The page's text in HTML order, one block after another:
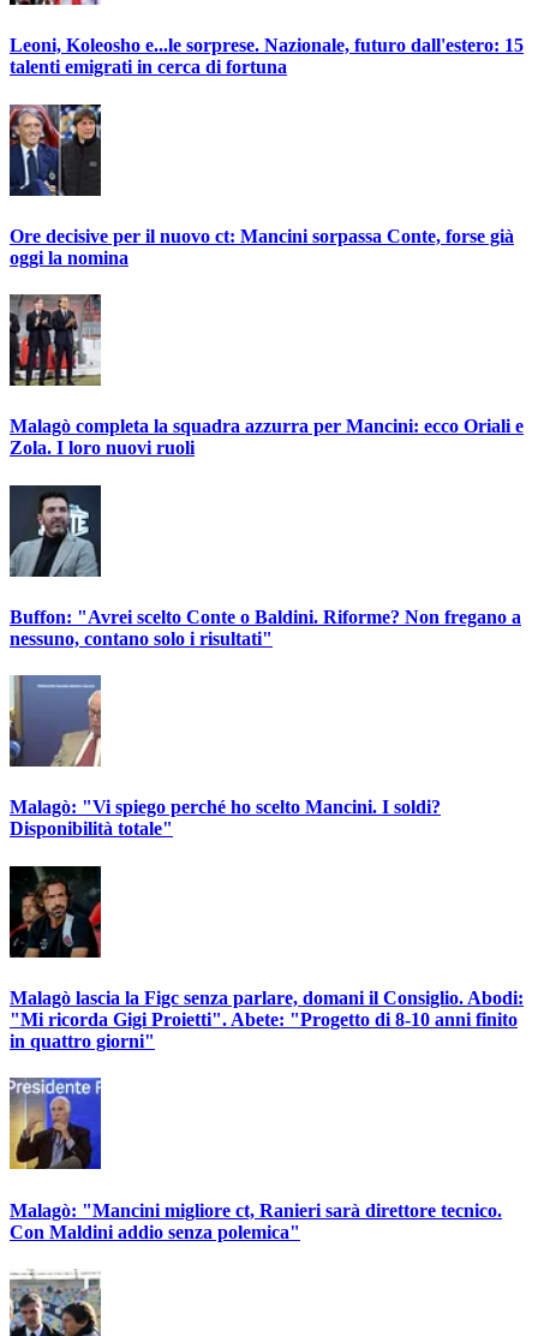
Leoni, Koleosho e...le sorprese. Nazionale, futuro dall'estero: 15
talenti emigrati in cerca di fortuna
Ore decisive per il nuovo ct: Mancini sorpassa Conte, forse già
oggi la nomina
Malagò completa la squadra azzurra per Mancini: ecco Oriali e
Zola. I loro nuovi ruoli
Buffon: "Avrei scelto Conte o Baldini. Riforme? Non fregano a
nessuno, contano solo i risultati"
Malagò: "Vi spiego perché ho scelto Mancini. I soldi?
Disponibilità totale"
Malagò lascia la Figc senza parlare, domani il Consiglio. Abodi:
"Mi ricorda Gigi Proietti". Abete: "Progetto di 8-10 anni finito
in quattro giorni"
Malagò: "Mancini migliore ct, Ranieri sarà direttore tecnico.
Con Maldini addio senza polemica"